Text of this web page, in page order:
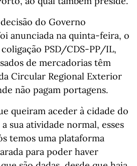
do Governo
anunciada na quinta-feira, o
PSD/CDS-PP/IL,
de mercadorias têm
Circular Regional Exterior
não pagam portagens.
queiram aceder à cidade do
sua atividade normal, esses
temos uma plataforma
para poder haver